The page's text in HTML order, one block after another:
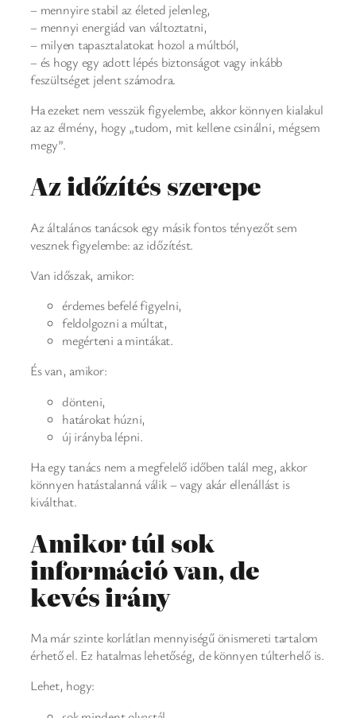
– mennyire stabil az életed jelenleg,
– mennyi energiád van változtatni,
– milyen tapasztalatokat hozol a múltból,
– és hogy egy adott lépés biztonságot vagy inkább
feszültséget jelent számodra.
Ha ezeket nem vesszük figyelembe, akkor könnyen kialakul
az az élmény, hogy „tudom, mit kellene csinálni, mégsem
megy”.
Az időzítés szerepe
Az általános tanácsok egy másik fontos tényezőt sem
vesznek figyelembe: az időzítést.
Van időszak, amikor:
érdemes befelé figyelni,
feldolgozni a múltat,
megérteni a mintákat.
És van, amikor:
dönteni,
határokat húzni,
új irányba lépni.
Ha egy tanács nem a megfelelő időben talál meg, akkor
könnyen hatástalanná válik – vagy akár ellenállást is
kiválthat.
Amikor túl sok
információ van, de
kevés irány
Ma már szinte korlátlan mennyiségű önismereti tartalom
érhető el. Ez hatalmas lehetőség, de könnyen túlterhelő is.
Lehet, hogy: